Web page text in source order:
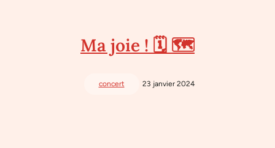
Ma joie ! 🗓 🗺
concert 23 janvier 2024